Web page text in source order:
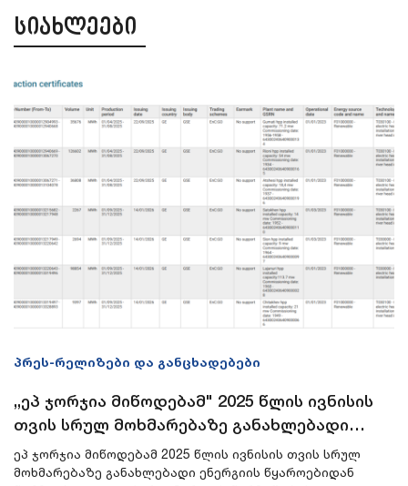
სიახლეები
პრეს-რელიზები და განცხადებები
„ეპ ჯორჯია მიწოდებამ" 2025 წლის ივნისის
თვის სრულ მოხმარებაზე განახლებადი
ენერგიის წყაროებიდან წარმოებული
ელექტროენერგიის წარმოშობის
ეპ ჯორჯია მიწოდებამ 2025 წლის ივნისის თვის სრულ
მოხმარებაზე განახლებადი ენერგიის წყაროებიდან